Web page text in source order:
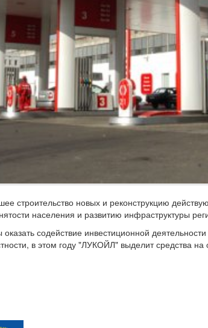
строительство новых и реконструкцию
населения и развитию инфраструктуры
содействие инвестиционной
в этом году "ЛУКОЙЛ" выделит средства